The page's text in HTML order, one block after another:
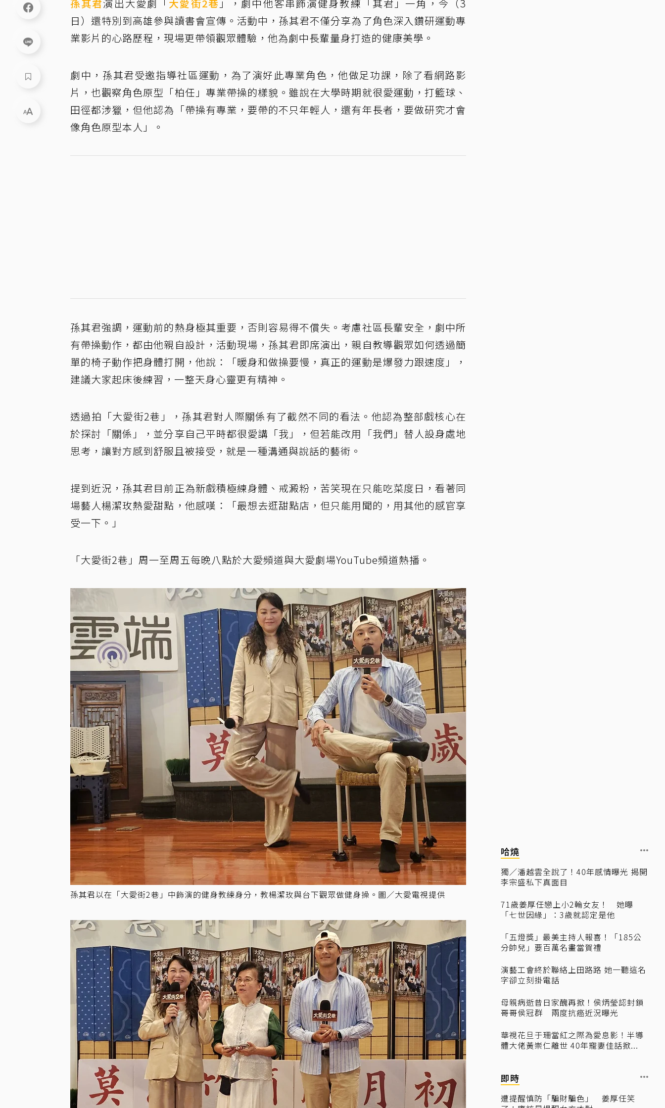
孫其君演出大愛劇「 大愛街2巷 」，劇中他客串飾演健身教練「其君」一角，今（3
日）還特別到高雄參與讀書會宣傳。活動中，孫其君不僅分享為了角色深入鑽研運動專
業影片的心路歷程，現場更帶領觀眾體驗，他為劇中長輩量身打造的健康美學。
劇中，孫其君受邀指導社區運動，為了演好此專業角色，他做足功課，除了看網路影
片，也觀察角色原型「柏任」專業帶操的樣貌。雖說在大學時期就很愛運動，打籃球、
田徑都涉獵，但他認為「帶操有專業，要帶的不只年輕人，還有年長者，要做研究才會
像角色原型本人」。
孫其君強調，運動前的熱身極其重要，否則容易得不償失。考慮社區長輩安全，劇中所
有帶操動作，都由他親自設計，活動現場，孫其君即席演出，親自教導觀眾如何透過簡
單的椅子動作把身體打開，他說：「暖身和做操要慢，真正的運動是爆發力跟速度」，
建議大家起床後練習，一整天身心靈更有精神。
透過拍「大愛街2巷」，孫其君對人際關係有了截然不同的看法。他認為整部戲核心在
於探討「關係」，並分享自己平時都很愛講「我」，但若能改用「我們」替人設身處地
思考，讓對方感到舒服且被接受，就是一種溝通與說話的藝術。
提到近況，孫其君目前正為新戲積極練身體、戒澱粉，苦笑現在只能吃菜度日，看著同
場藝人楊潔玫熱愛甜點，他感嘆：「最想去逛甜點店，但只能用聞的，用其他的感官享
受一下。」
「大愛街2巷」周一至周五每晚八點於大愛頻道與大愛劇場YouTube頻道熱播。
孫其君以在「大愛街2巷」中飾演的健身教練身分，教楊潔玫與台下觀眾做健身操。圖／大愛電視提供
哈燒
獨／潘越雲全說了！40年感情曝光 揭開
李宗盛私下真面目
71歲姜厚任戀上小2輪女友！ 她曝
「七世因緣」：3歲就認定是他
「五燈獎」最美主持人報喜！「185公
分帥兒」要百萬名畫當賀禮
演藝工會終於聯絡上田路路 她一聽這名
字卻立刻掛電話
母親病逝昔日家醜再掀！侯炳瑩認封鎖
哥哥侯冠群 兩度抗癌近況曝光
華視花旦于珊當紅之際為愛息影！半導
體大佬黃崇仁離世 40年寵妻佳話掀...
即時
遭提醒慎防「騙財騙色」 姜厚任笑